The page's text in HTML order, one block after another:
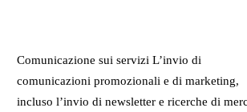
Comunicazione sui servizi L’invio di
comunicazioni promozionali e di marketing,
incluso l’invio di newsletter e ricerche di